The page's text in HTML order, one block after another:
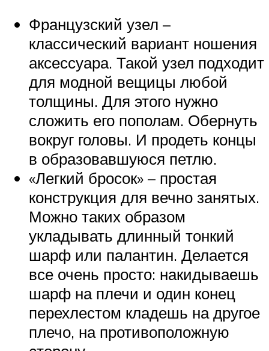
Французский узел –
классический вариант ношения
аксессуара. Такой узел подходит
для модной вещицы любой
толщины. Для этого нужно
сложить его пополам. Обернуть
вокруг головы. И продеть концы
в образовавшуюся петлю.
«Легкий бросок» – простая
конструкция для вечно занятых.
Можно таких образом
укладывать длинный тонкий
шарф или палантин. Делается
все очень просто: накидываешь
шарф на плечи и один конец
перехлестом кладешь на другое
плечо, на противоположную